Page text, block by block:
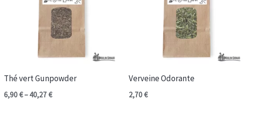
Thé vert Gunpowder
6,90€–40,27€
Plage
Verveine Odorante
2,70€